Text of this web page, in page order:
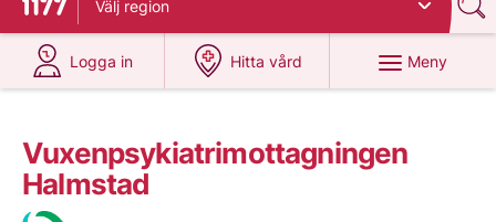
Till startsidan för 1177
Välj region
Logga in
på 1177.se
Hitta vård
på 1177.se
Meny
Vuxenpsykiatrimottagningen
Halmstad